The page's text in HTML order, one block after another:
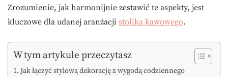
Zrozumienie, jak harmonijnie zestawić te aspekty, jest
kluczowe dla udanej aranżacji stolika kawowego.
W tym artykule przeczytasz
Jak łączyć stylową dekorację z wygodą codziennego